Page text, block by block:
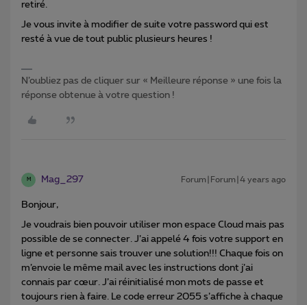
retiré.
Je vous invite à modifier de suite votre password qui est
resté à vue de tout public plusieurs heures !
N’oubliez pas de cliquer sur « Meilleure réponse » une fois la
réponse obtenue à votre question !
M Mag_297 Forum|Forum|4 years ago
Bonjour,
Je voudrais bien pouvoir utiliser mon espace Cloud mais pas
possible de se connecter. J’ai appelé 4 fois votre support en
ligne et personne sais trouver une solution!!! Chaque fois on
m’envoie le même mail avec les instructions dont j’ai
connais par cœur. J’ai réinitialisé mon mots de passe et
toujours rien à faire. Le code erreur 2055 s’affiche à chaque